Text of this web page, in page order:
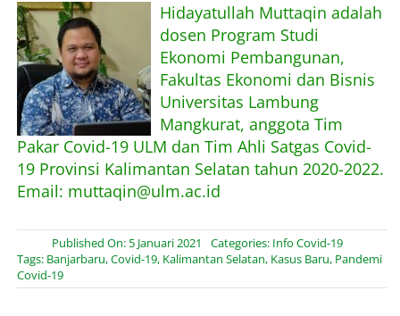
Hidayatullah Muttaqin adalah
dosen Program Studi
Ekonomi Pembangunan,
Fakultas Ekonomi dan Bisnis
Universitas Lambung
Mangkurat, anggota Tim
Pakar Covid-19 ULM dan Tim Ahli Satgas Covid-
19 Provinsi Kalimantan Selatan tahun 2020-2022.
Email: muttaqin@ulm.ac.id
Published On: 5 Januari 2021 Categories: Info Covid-19
Tags: Banjarbaru,Covid-19, Kalimantan Selatan, Kasus Baru, Pandemi
Covid-19